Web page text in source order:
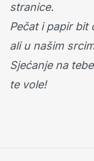
stranice.
Pečat i papir bit
ali u našim
Sjećanje na
te vole!